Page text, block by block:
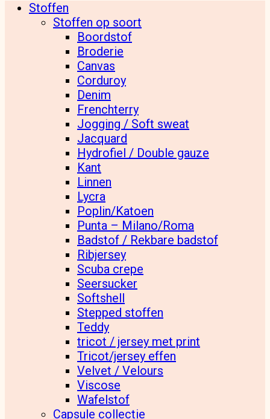
Stoffen
Stoffen op soort
Boordstof
Broderie
Canvas
Corduroy
Denim
Frenchterry
Jogging / Soft sweat
Jacquard
Hydrofiel / Double gauze
Kant
Linnen
Lycra
Poplin/Katoen
Punta – Milano/Roma
Badstof / Rekbare badstof
Ribjersey
Scuba crepe
Seersucker
Softshell
Stepped stoffen
Teddy
tricot / jersey met print
Tricot/jersey effen
Velvet / Velours
Viscose
Wafelstof
Capsule collectie